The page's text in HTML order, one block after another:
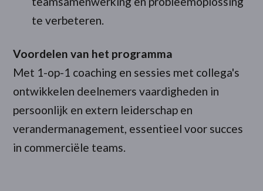
te verbeteren.
Voordelen van het programma
Met 1-op-1 coaching en sessies met collega's
ontwikkelen deelnemers vaardigheden in
persoonlijk en extern leiderschap en
verandermanagement, essentieel voor succes
in commerciële teams.